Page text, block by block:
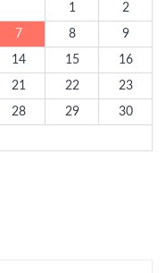
1 2
7 8 9
14 15 16
21 22 23
28 29 30